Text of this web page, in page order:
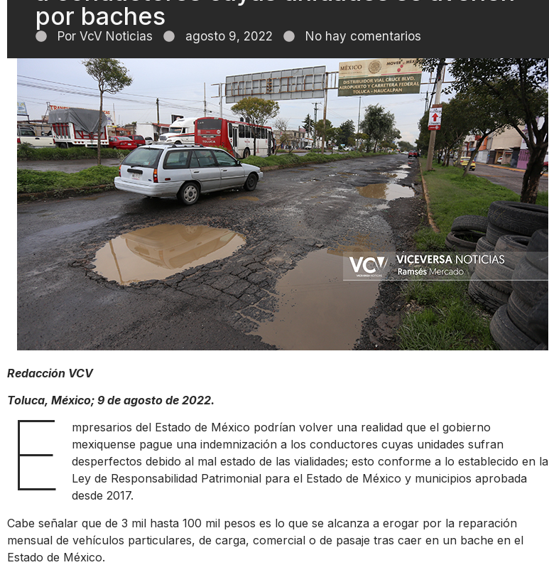
por baches
Por VcV Noticias agosto 9, 2022 No hay comentarios
Redacción VCV
Toluca, México; 9 de agosto de 2022.
E
mpresarios del Estado de México podrían volver una realidad que el gobierno
mexiquense pague una indemnización a los conductores cuyas unidades sufran
desperfectos debido al mal estado de las vialidades; esto conforme a lo establecido en la
Ley de Responsabilidad Patrimonial para el Estado de México y municipios aprobada
desde 2017.
Cabe señalar que de 3 mil hasta 100 mil pesos es lo que se alcanza a erogar por la reparación
mensual de vehículos particulares, de carga, comercial o de pasaje tras caer en un bache en el
Estado de México.